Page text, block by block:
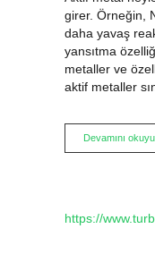
girer. Örneğin,
daha yavaş
yansıtma
metaller ve
aktif metaller
Devamını
https://